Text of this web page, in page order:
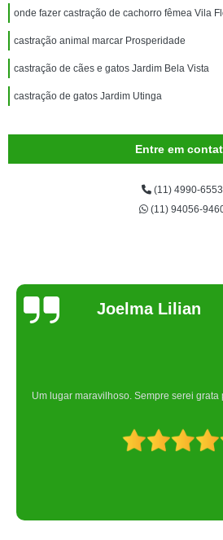
onde fazer castração de cachorro fêmea Vila
castração animal marcar Prosperidade
castração de cães e gatos Jardim Bela Vista
castração de gatos Jardim Utinga
Entre em
(11) 4990-6553
(11) 94056-
Joelma Lilian
Um lugar maravilhoso. Sempre serei